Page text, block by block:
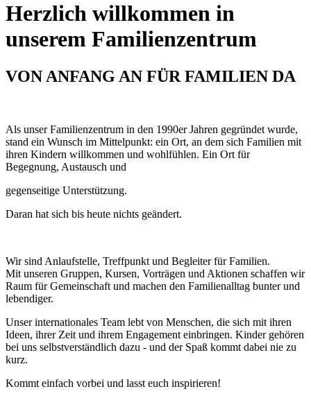
Herzlich willkommen in
unserem Familienzentrum
VON ANFANG AN FÜR FAMILIEN DA
Als unser Familienzentrum in den 1990er Jahren gegründet wurde,
stand ein Wunsch im Mittelpunkt: ein Ort, an dem sich Familien mit
ihren Kindern willkommen und wohlfühlen. Ein Ort für
Begegnung, Austausch und
gegenseitige Unterstützung.
Daran hat sich bis heute nichts geändert.
Wir sind Anlaufstelle, Treffpunkt und Begleiter für Familien.
Mit unseren Gruppen, Kursen, Vorträgen und Aktionen schaffen wir
Raum für Gemeinschaft und machen den Familienalltag bunter und
lebendiger.
Unser internationales Team lebt von Menschen, die sich mit ihren
Ideen, ihrer Zeit und ihrem Engagement einbringen. Kinder gehören
bei uns selbstverständlich dazu - und der Spaß kommt dabei nie zu
kurz.
Kommt einfach vorbei und lasst euch inspirieren!